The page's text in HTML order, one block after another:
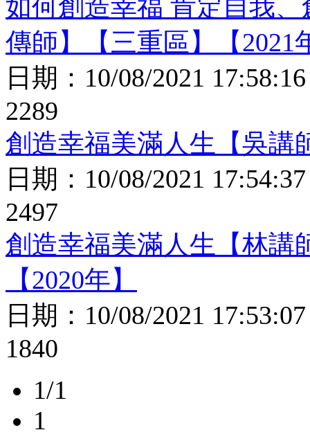
如何創造幸福 肯定自我
傳師】【三重區】【2021
日期： 10/08/2021 17:58:16
2289
創造幸福美滿人生【吳講
日期： 10/08/2021 17:54:37
2497
創造幸福美滿人生【林講
【2020年】
日期： 10/08/2021 17:53:07
1840
1/1
1